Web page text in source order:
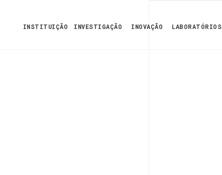
INSTITUIÇÃO INVESTIGAÇÃO INOVAÇÃO LABORATÓRIOS